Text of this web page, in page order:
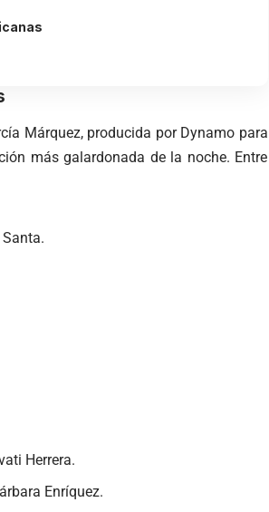
Márquez, producida por Dynamo para
más galardonada de la noche. Entre
.
Herrera.
Enríquez​.